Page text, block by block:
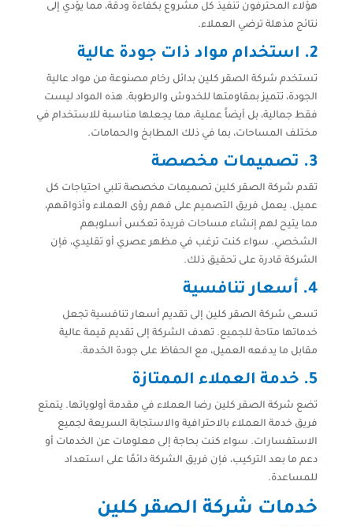
هؤلاء المحترفون تنفيذ كل مشروع بكفاءة ودقة، مما يؤدي إلى
نتائج مذهلة ترضي العملاء.
2. استخدام مواد ذات جودة عالية
تستخدم شركة الصقر كلين بدائل رخام مصنوعة من مواد عالية
الجودة، تتميز بمقاومتها للخدوش والرطوبة. هذه المواد ليست
فقط جمالية، بل أيضاً عملية، مما يجعلها مناسبة للاستخدام في
مختلف المساحات، بما في ذلك المطابخ والحمامات.
3. تصميمات مخصصة
تقدم شركة الصقر كلين تصميمات مخصصة تلبي احتياجات كل
عميل. يعمل فريق التصميم على فهم رؤى العملاء وأذواقهم،
مما يتيح لهم إنشاء مساحات فريدة تعكس أسلوبهم
الشخصي. سواء كنت ترغب في مظهر عصري أو تقليدي، فإن
الشركة قادرة على تحقيق ذلك.
4. أسعار تنافسية
تسعى شركة الصقر كلين إلى تقديم أسعار تنافسية تجعل
خدماتها متاحة للجميع. تهدف الشركة إلى تقديم قيمة عالية
مقابل ما يدفعه العميل، مع الحفاظ على جودة الخدمة.
5. خدمة العملاء الممتازة
تضع شركة الصقر كلين رضا العملاء في مقدمة أولوياتها. يتمتع
فريق خدمة العملاء بالاحترافية والاستجابة السريعة لجميع
الاستفسارات. سواء كنت بحاجة إلى معلومات عن الخدمات أو
دعم ما بعد التركيب، فإن فريق الشركة دائمًا على استعداد
للمساعدة.
خدمات شركة الصقر كلين